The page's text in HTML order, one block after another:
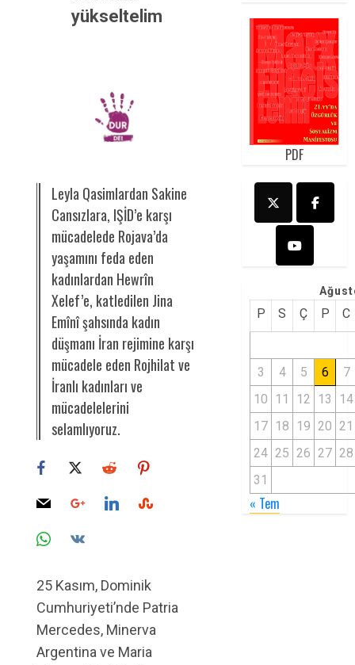
yükseltelim
Leyla Qasimlardan Sakine
Cansızlara, IŞİD’e karşı
mücadelede Rojava’da
yaşamını feda eden
kadınlardan Hewrîn
Xelef’e, katledilen Jina
Emînî şahsında kadın
düşmanı İran rejimine karşı
mücadele eden Rojhilat ve
İranlı kadınları ve
mücadelelerini
selamlıyoruz.
25 Kasım, Dominik
Cumhuriyeti’nde Patria
Mercedes, Minerva
Argentina ve Maria
PDF
P S Ç P C
3 4 5 6
7
10 11 12 13
14
17 18 19 20 21
24 25 26 27 28
31
« Tem